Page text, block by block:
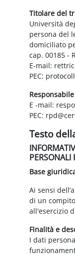
Titolare del
Università
persona del
domiciliato
cap. 00185 -
E-mail:
PEC:
E -mail:
PEC:
Testo
Base
Ai sensi
di un
all'esercizio
Finalità e
I dati